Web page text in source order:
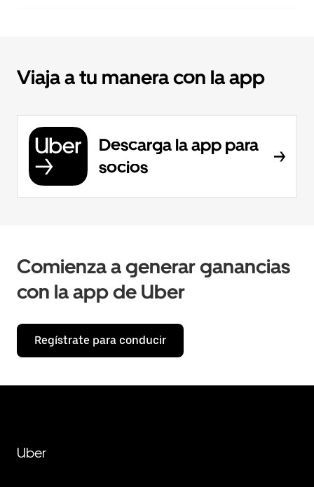
Viaja a tu manera con la app
Descarga la app para
socios
Comienza a generar ganancias
con la app de Uber
Regístrate para conducir
Uber